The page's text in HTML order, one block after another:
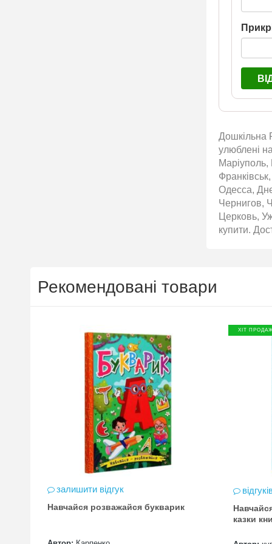
Дошкільна
улюблені
Маріуполь,
Одесса,
Чернигов,
Церковь,
купити.
Рекомендовані товари
залишити відгук
Навчайся розважайся букварик
ХІТ
казки